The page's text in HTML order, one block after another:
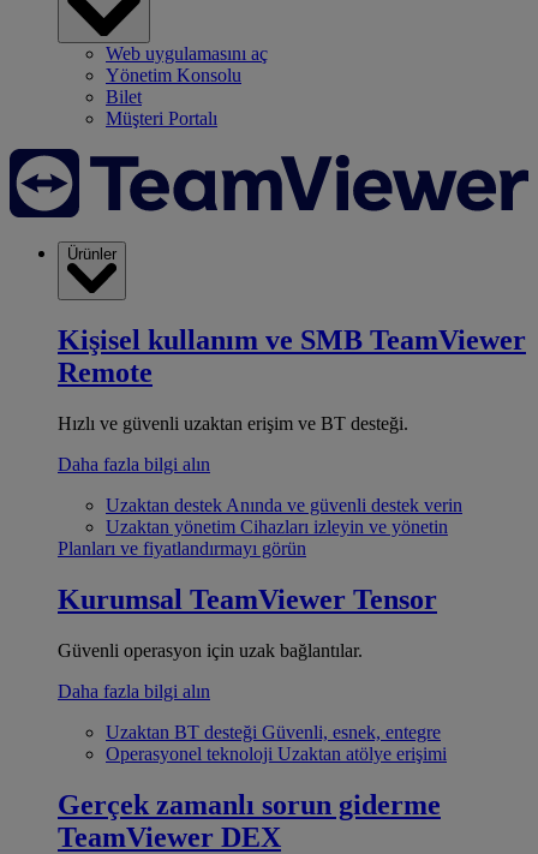
Web uygulamasını aç
Yönetim Konsolu
Bilet
Müşteri Portalı
Ürünler
Kişisel kullanım ve SMB TeamViewer
Remote
Hızlı ve güvenli uzaktan erişim ve BT desteği.
Daha fazla bilgi alın
Uzaktan destek Anında ve güvenli destek verin
Uzaktan yönetim Cihazları izleyin ve yönetin
Planları ve fiyatlandırmayı görün
Kurumsal TeamViewer Tensor
Güvenli operasyon için uzak bağlantılar.
Daha fazla bilgi alın
Uzaktan BT desteği Güvenli, esnek, entegre
Operasyonel teknoloji Uzaktan atölye erişimi
Gerçek zamanlı sorun giderme
TeamViewer DEX